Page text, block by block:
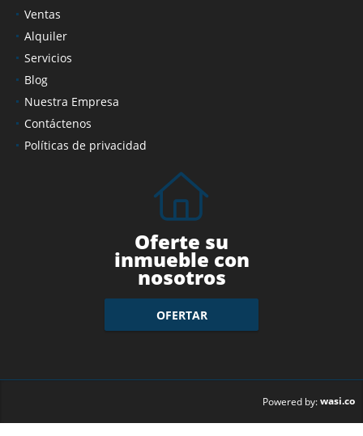
Inicio
Ventas
Alquiler
Servicios
Blog
Nuestra Empresa
Contáctenos
Oferte su
inmueble con
nosotros
OFERTAR
Powered by:wasi.co